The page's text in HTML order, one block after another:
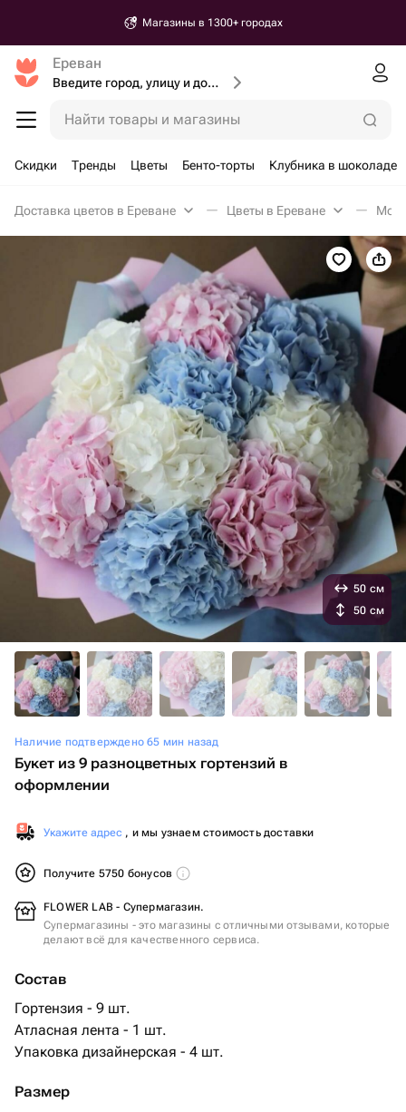
Магазины в 1300+ городах
Ереван
Введите город, улицу и дом доставки
Найти товары и магазины
Скидки Тренды Цветы Бенто-торты Клубника в шоколаде
Доставка цветов в Ереване Цветы в Ереване
Наличие подтверждено 65 мин назад
Букет из 9 разноцветных гортензий в
оформлении
Укажите адрес , и мы узнаем стоимость доставки
Получите 5750 бонусов
FLOWER LAB - Супермагазин.
Супермагазины - это магазины с отличными отзывами, которые
делают всё для качественного сервиса.
Состав
Гортензия - 9 шт.
Атласная лента - 1 шт.
Упаковка дизайнерская - 4 шт.
Размер
50 см
50 см